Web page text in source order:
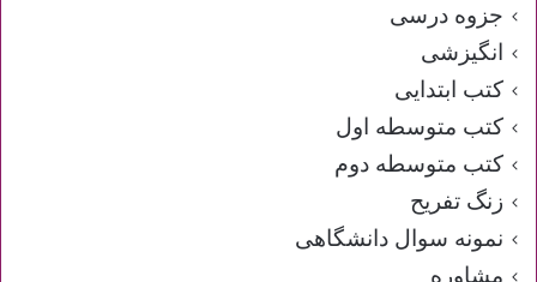
جزوه درسی
انگیزشی
کتب ابتدایی
کتب متوسطه اول
کتب متوسطه دوم
زنگ تفریح
نمونه سوال دانشگاهی
مشاوره